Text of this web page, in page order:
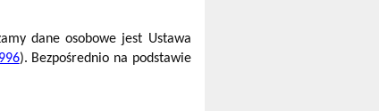
dane osobowe jest Ustawa
). Bezpośrednio na podstawie